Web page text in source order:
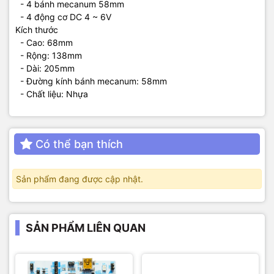
- 4 bánh mecanum 58mm
- 4 động cơ DC 4 ~ 6V
Kích thước
- Cao: 68mm
- Rộng: 138mm
- Dài: 205mm
- Đường kính bánh mecanum: 58mm
- Chất liệu: Nhựa
Có thể bạn thích
Sản phẩm đang được cập nhật.
SẢN PHẨM LIÊN QUAN